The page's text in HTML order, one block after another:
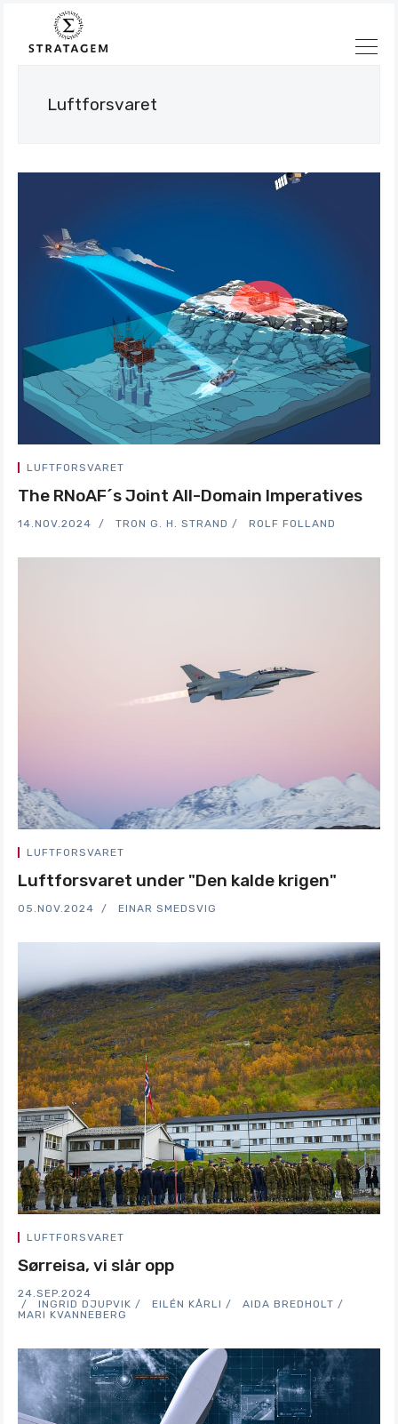
Luftforsvaret
LUFTFORSVARET
The RNoAF´s Joint All-Domain Imperatives
14.NOV.2024 TRON G. H. STRAND ROLF FOLLAND
LUFTFORSVARET
Luftforsvaret under "Den kalde krigen"
05.NOV.2024 EINAR SMEDSVIG
LUFTFORSVARET
Sørreisa, vi slår opp
24.SEP.2024
INGRID DJUPVIK
EILÉN KÅRLI
AIDA BREDHOLT
MARI KVANNEBERG